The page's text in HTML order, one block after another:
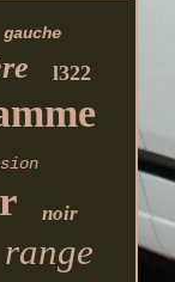
gauche
l322
noir
range